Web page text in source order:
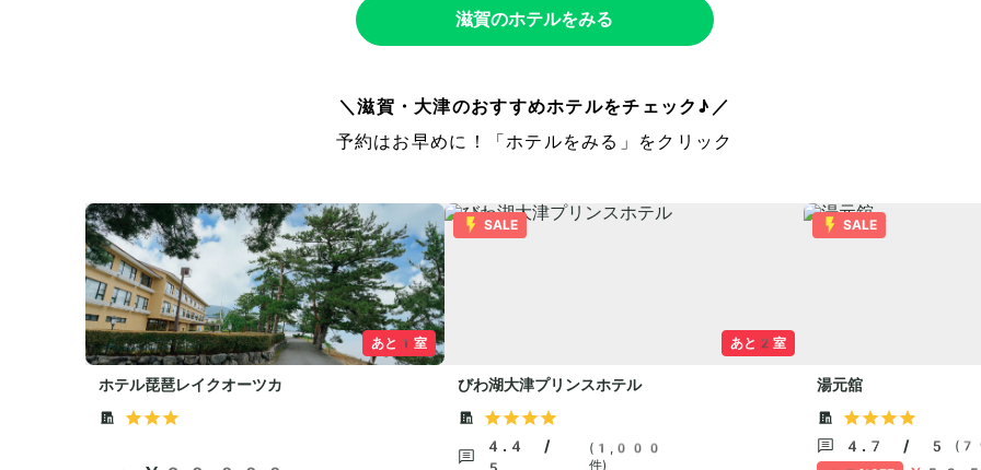
滋賀のホテルをみる
＼滋賀・大津のおすすめホテルをチェック♪／
予約はお早めに！「ホテルをみる」をクリック